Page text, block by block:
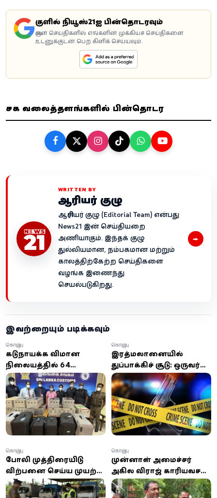
கூகுளில் நியூஸ்21ஐ பின்தொடரவும்
கூகுள் செய்திகளில் எங்களின் முக்கியச் செய்திகளை
உடனுக்குடன் பெற கிளிக் செய்யவும்.
சமூக வலைத்தளங்களில் பின்தொடர
WRITTEN BY
ஆசிரியர் குழு
ஆசிரியர் குழு (Editorial Team) என்பது
News21 இன் செய்தியறை
அணியாகும். இந்தக் குழு
துல்லியமான, நம்பகமான மற்றும்
காலத்திற்கேற்ற செய்திகளை
வழங்க இணைந்து
செயல்படுகிறது.
→
இவற்றையும் படிக்கவும்
கட்டுநாயக்க விமான
நிலையத்தில் 64
புறாக்கள் கடத்தல்:
சகோதரர்களுக்கு ரூ. 5
லட்சம் அபராதம்!
கொழும்பு
இரத்மலானையில்
துப்பாக்கிச் சூடு: ஒருவர்
உயிரிழப்பு
கொழும்பு
போலி முத்திரையிட்டு
விற்பனை செய்ய முயற்சி;
காலாவதியான விவசாய
இரசாயனங்கள்
கொழும்பு
முன்னாள் அமைச்சர்
அகில விராஜ் காரியவசம்
18ஆம் திகதி வரை
விளக்கமறியலில்
கொழும்பு